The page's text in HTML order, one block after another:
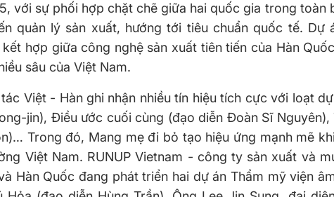
với sự phối hợp chặt chẽ giữa hai quốc gia trong toàn
quản lý sản xuất, hướng tới tiêu chuẩn quốc tế.
kết hợp giữa công nghệ sản xuất tiên tiến của Hàn
sâu của Việt Nam.
Việt - Hàn ghi nhận nhiều tín hiệu tích cực với loạt
jin), Điều ước cuối cùng (đạo diễn Đoàn Sĩ
Trong đó, Mang mẹ đi bỏ tạo hiệu ứng mạnh mẽ
Việt Nam. RUNUP Vietnam - công ty sản xuất và
Hàn Quốc đang phát triển hai dự án Thẩm mỹ viện